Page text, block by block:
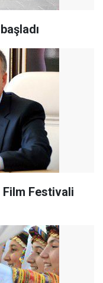
Film Festivali